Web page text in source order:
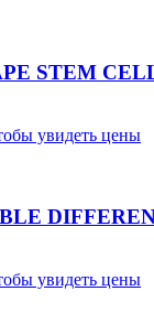
STEM
увидеть цены
увидеть цены